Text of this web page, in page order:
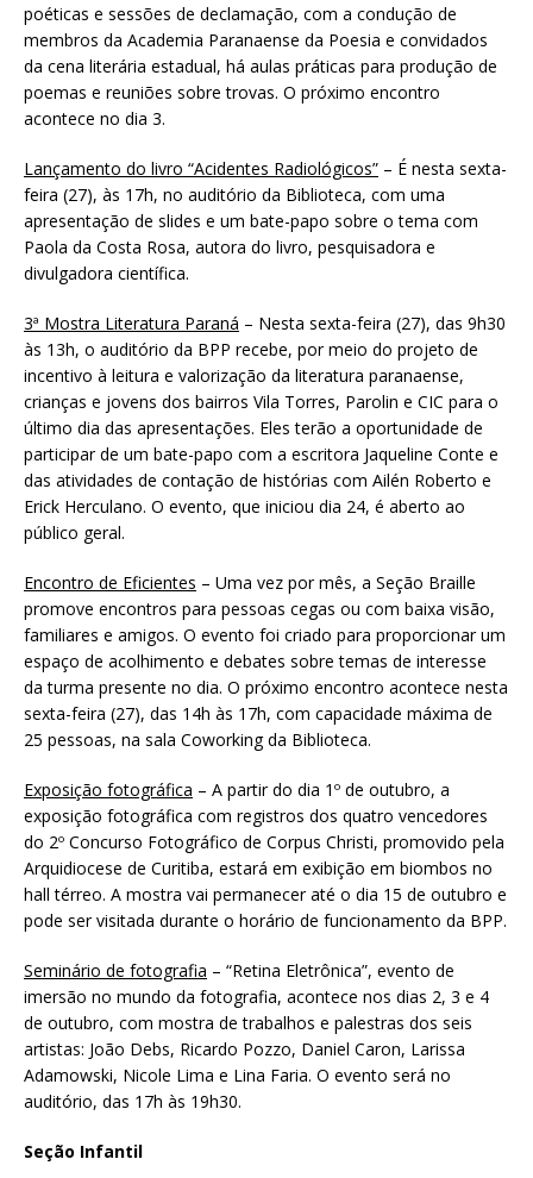
poéticas e sessões de declamação, com a condução de
membros da Academia Paranaense da Poesia e convidados
da cena literária estadual, há aulas práticas para produção de
poemas e reuniões sobre trovas. O próximo encontro
acontece no dia 3.
Lançamento do livro “Acidentes Radiológicos” – É nesta sexta-
feira (27), às 17h, no auditório da Biblioteca, com uma
apresentação de slides e um bate-papo sobre o tema com
Paola da Costa Rosa, autora do livro, pesquisadora e
divulgadora científica.
3ª Mostra Literatura Paraná – Nesta sexta-feira (27), das 9h30
às 13h, o auditório da BPP recebe, por meio do projeto de
incentivo à leitura e valorização da literatura paranaense,
crianças e jovens dos bairros Vila Torres, Parolin e CIC para o
último dia das apresentações. Eles terão a oportunidade de
participar de um bate-papo com a escritora Jaqueline Conte e
das atividades de contação de histórias com Ailén Roberto e
Erick Herculano. O evento, que iniciou dia 24, é aberto ao
público geral.
Encontro de Eficientes – Uma vez por mês, a Seção Braille
promove encontros para pessoas cegas ou com baixa visão,
familiares e amigos. O evento foi criado para proporcionar um
espaço de acolhimento e debates sobre temas de interesse
da turma presente no dia. O próximo encontro acontece nesta
sexta-feira (27), das 14h às 17h, com capacidade máxima de
25 pessoas, na sala Coworking da Biblioteca.
Exposição fotográfica – A partir do dia 1º de outubro, a
exposição fotográfica com registros dos quatro vencedores
do 2º Concurso Fotográfico de Corpus Christi, promovido pela
Arquidiocese de Curitiba, estará em exibição em biombos no
hall térreo. A mostra vai permanecer até o dia 15 de outubro e
pode ser visitada durante o horário de funcionamento da BPP.
Seminário de fotografia – “Retina Eletrônica”, evento de
imersão no mundo da fotografia, acontece nos dias 2, 3 e 4
de outubro, com mostra de trabalhos e palestras dos seis
artistas: João Debs, Ricardo Pozzo, Daniel Caron, Larissa
Adamowski, Nicole Lima e Lina Faria. O evento será no
auditório, das 17h às 19h30.
Seção Infantil